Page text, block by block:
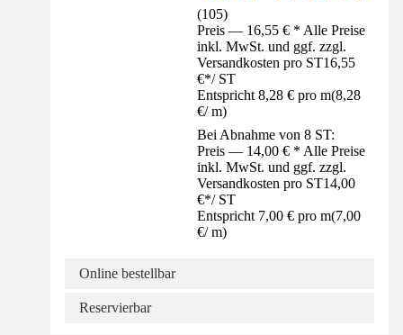
(105)
Preis — 16,55 € * Alle Preise
inkl. MwSt. und ggf. zzgl.
Versandkosten pro ST16,55
€*/ ST
Entspricht 8,28 € pro m(8,28
€/ m)
Bei Abnahme von 8 ST:
Preis — 14,00 € * Alle Preise
inkl. MwSt. und ggf. zzgl.
Versandkosten pro ST14,00
€*/ ST
Entspricht 7,00 € pro m(7,00
€/ m)
Online bestellbar
Reservierbar